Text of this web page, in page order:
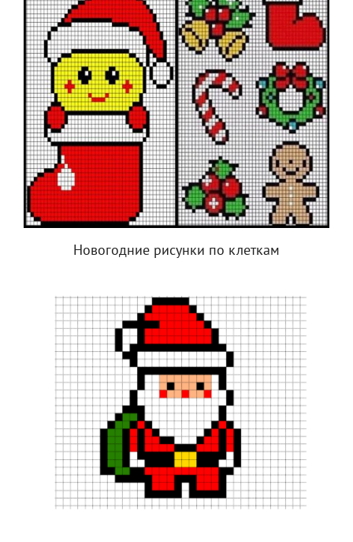
Новогодние рисунки по клеткам